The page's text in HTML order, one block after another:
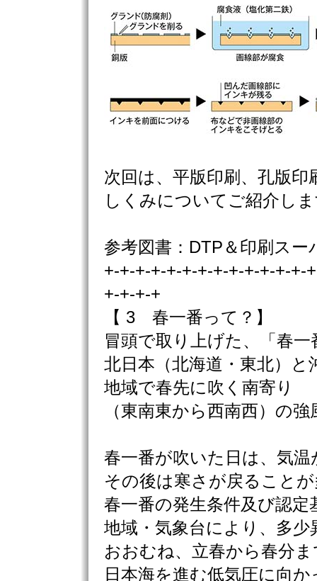
次回は、平版印刷、孔版印
しくみについてご紹介し
参考図書：DTP＆印刷スー
+-+-+-+-+-+-+-+-+-+-+-+-+-
+-+-+-+
【 3 春一番って？】
冒頭で取り上げた、「春一
北日本（北海道・東北）と
地域で春先に吹く南寄り
（東南東から西南西）の
春一番が吹いた日は、気温
その後は寒さが戻ること
春一番の発生条件及び認定
地域・気象台により、多
おおむね、立春から春分
日本海を進む低気圧に向か